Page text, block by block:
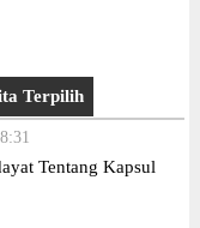
Terpilih
Tentang Kapsul